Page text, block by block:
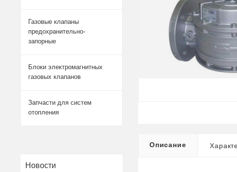
Описание
Газовые клапаны
предохранительно-
запорные
Блоки электромагнитных
газовых клапанов
Запчасти для систем
отопления
Новости